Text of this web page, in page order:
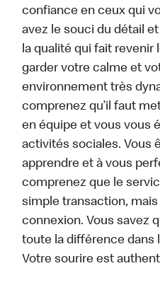
confiance en ceux qui
avez le souci du détail
la qualité qui fait revenir
garder votre calme et
environnement très
comprenez qu’il faut
en équipe et vous vous
activités sociales. Vous
apprendre et à vous
comprenez que le
simple transaction,
connexion. Vous savez
toute la différence dans
Votre sourire est